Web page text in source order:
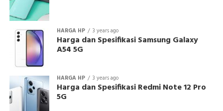
HARGA HP 3 years ago
Harga dan Spesifikasi Samsung Galaxy
A54 5G
HARGA HP 3 years ago
Harga dan Spesifikasi Redmi Note 12 Pro
5G